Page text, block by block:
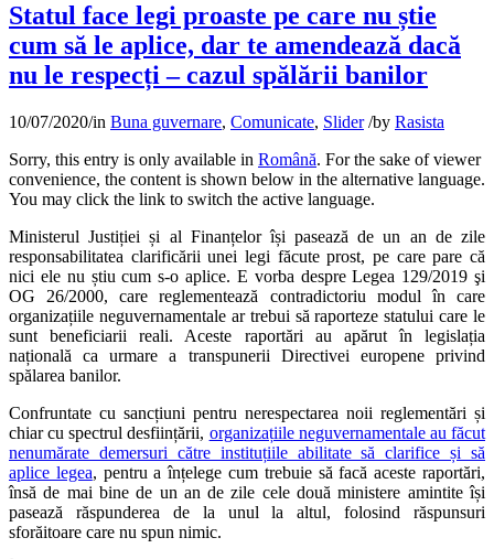
Statul face legi proaste pe care nu știe
cum să le aplice, dar te amendează dacă
nu le respecți – cazul spălării banilor
10/07/2020/in Buna guvernare, Comunicate, Slider /by Rasista
Sorry, this entry is only available in Română. For the sake of viewer
convenience, the content is shown below in the alternative language.
You may click the link to switch the active language.
Ministerul Justiției și al Finanțelor își pasează de un an de zile
responsabilitatea clarificării unei legi făcute prost, pe care pare că
nici ele nu știu cum s-o aplice. E vorba despre Legea 129/2019 şi
OG 26/2000, care reglementează contradictoriu modul în care
organizațiile neguvernamentale ar trebui să raporteze statului care le
sunt beneficiarii reali. Aceste raportări au apărut în legislația
națională ca urmare a transpunerii Directivei europene privind
spălarea banilor.
Confruntate cu sancțiuni pentru nerespectarea noii reglementări și
chiar cu spectrul desființării, organizațiile neguvernamentale au făcut
nenumărate demersuri către instituțiile abilitate să clarifice și să
aplice legea, pentru a înțelege cum trebuie să facă aceste raportări,
însă de mai bine de un an de zile cele două ministere amintite își
pasează răspunderea de la unul la altul, folosind răspunsuri
sforăitoare care nu spun nimic.